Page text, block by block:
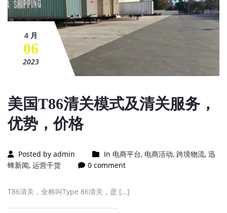
4 月
06
2023
美国T86清关模式及清关服务，
优势，价格
Posted by admin In 电商平台, 电商活动, 跨境物流, 迅
蜂新闻, 运营干货 0 comment
T86清关，全称叫Type 86清关，是 […]